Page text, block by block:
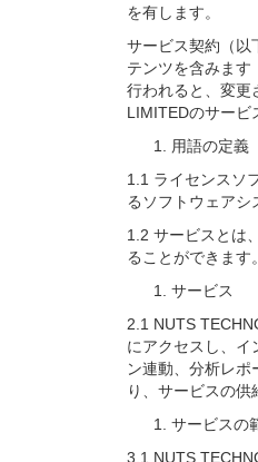
を有します。
サービス契約（以
テンツを含みます
行われると、変更
LIMITEDのサービ
用語の定義
1.1 ライセンスソ
るソフトウェアシ
1.2 サービスとは
ることができます。
サービス
2.1 NUTS
にアクセスし、イ
ン連動、分析レ
り、サービスの供
サービスの
3.1 NUTS